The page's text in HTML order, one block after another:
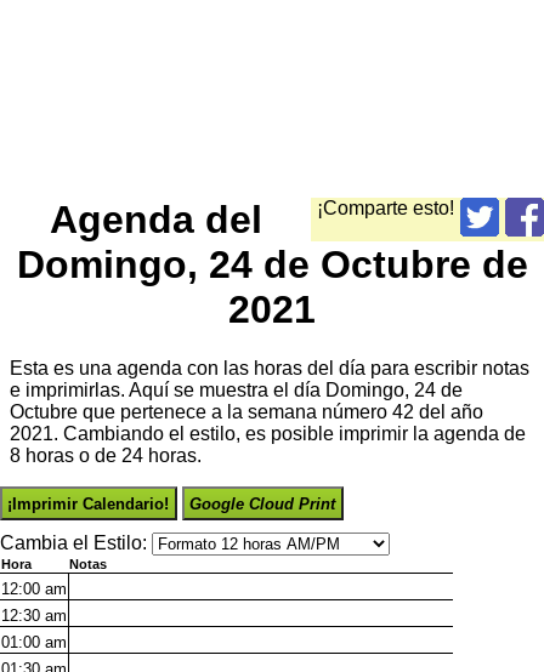
¡Comparte esto!
Agenda del
Domingo, 24 de Octubre de
2021
Esta es una agenda con las horas del día para escribir notas
e imprimirlas. Aquí se muestra el día Domingo, 24 de
Octubre que pertenece a la semana número 42 del año
2021. Cambiando el estilo, es posible imprimir la agenda de
8 horas o de 24 horas.
¡Imprimir Calendario! Google Cloud Print
Cambia el Estilo:
Hora Notas
12:00 am
12:30 am
01:00 am